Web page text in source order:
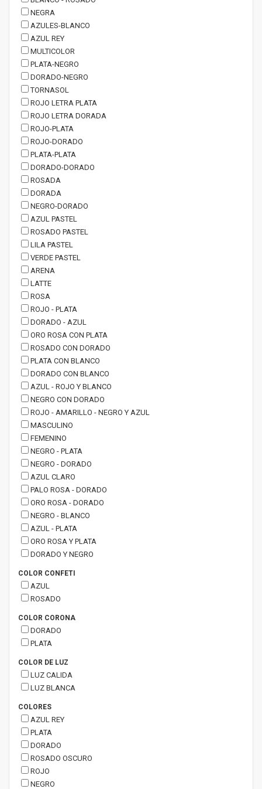
NEGRA
AZULES-BLANCO
AZUL REY
MULTICOLOR
PLATA-NEGRO
DORADO-NEGRO
TORNASOL
ROJO LETRA PLATA
ROJO LETRA DORADA
ROJO-PLATA
ROJO-DORADO
PLATA-PLATA
DORADO-DORADO
ROSADA
DORADA
NEGRO-DORADO
AZUL PASTEL
ROSADO PASTEL
LILA PASTEL
VERDE PASTEL
ARENA
LATTE
ROSA
ROJO - PLATA
DORADO - AZUL
ORO ROSA CON PLATA
ROSADO CON DORADO
PLATA CON BLANCO
DORADO CON BLANCO
AZUL - ROJO Y BLANCO
NEGRO CON DORADO
ROJO - AMARILLO - NEGRO Y AZUL
MASCULINO
FEMENINO
NEGRO - PLATA
NEGRO - DORADO
AZUL CLARO
PALO ROSA - DORADO
ORO ROSA - DORADO
NEGRO - BLANCO
AZUL - PLATA
ORO ROSA Y PLATA
DORADO Y NEGRO
COLOR CONFETI
AZUL
ROSADO
COLOR CORONA
DORADO
PLATA
COLOR DE LUZ
LUZ CALIDA
LUZ BLANCA
COLORES
AZUL REY
PLATA
DORADO
ROSADO OSCURO
ROJO
NEGRO